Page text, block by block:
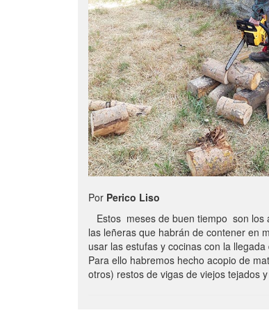
Por Perico Liso
Estos meses de buen tiempo son los
las leñeras que habrán de contener en
usar las estufas y cocinas con la
Para ello habremos hecho acopio de
otros) restos de vigas de viejos tejados